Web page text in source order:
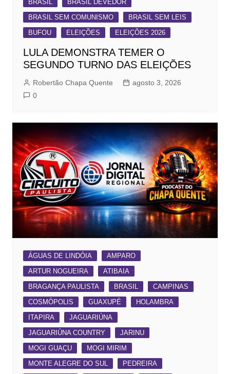
BRASIL
BRASIL DEVEDOR
BRASIL SEM COMUNISMO
BRASIL SEM LEIS
BUFOU
ELEIÇÕES ELEIÇÕES 2026
LULA DEMONSTRA TEMER O
SEGUNDO TURNO DAS ELEIÇÕES
Robertão Chapa Quente
agosto 3, 2026
0
ÁGUAS DE LINDÓIA
AMPARO
ARTUR NOGUEIRA
ATIBAIA
BRAGANÇA PAULISTA
BRASIL
CAMPINAS
COSMÓPOLIS
GUAXUPÉ
HOLAMBRA
ITAPIRA
JAGUARIÚNA
JAGUARIÚNA COUNTRY
JARINU
MOGI GUAÇU
MOGI MIRIM
MONTE ALEGRE DO SUL
PEDREIRA